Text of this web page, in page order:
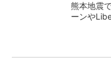
熊本地震
ーンや